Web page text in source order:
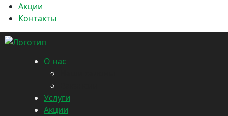
Акции
Контакты
О нас
Услуги
Акции